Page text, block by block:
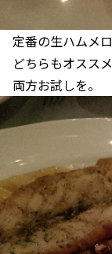
定番の生ハムメ
どちらもオスス
両方お試しを。